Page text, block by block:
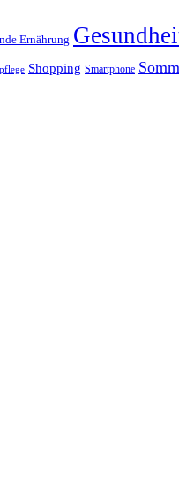
Ernährung
Shopping Smartphone